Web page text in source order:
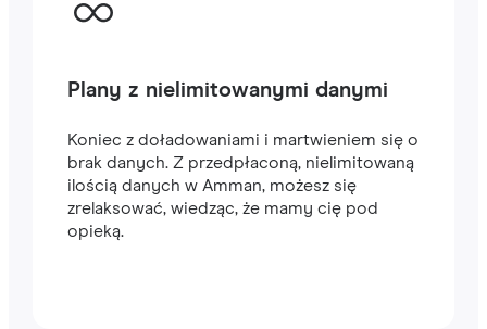
Plany z nielimitowanymi danymi
Koniec z doładowaniami i martwieniem się o
brak danych. Z przedpłaconą, nielimitowaną
ilością danych w Amman, możesz się
zrelaksować, wiedząc, że mamy cię pod
opieką.